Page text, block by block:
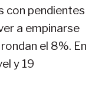
con pendientes
a empinarse
el 8%. En
y 19